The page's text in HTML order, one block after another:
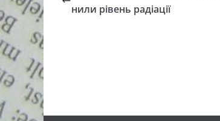
нили рівень радіації